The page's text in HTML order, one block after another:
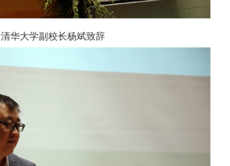
清华大学副校长杨斌致辞